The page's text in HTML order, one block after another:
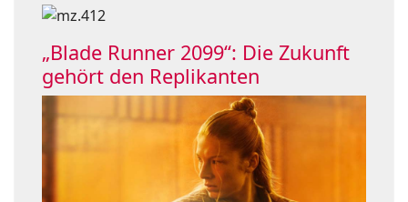
„Blade Runner 2099“: Die Zukunft
gehört den Replikanten